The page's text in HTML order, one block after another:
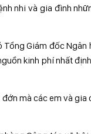
nhi và gia đình
Tổng Giám đốc Ngân
kinh phí nhất
mà các em và gia